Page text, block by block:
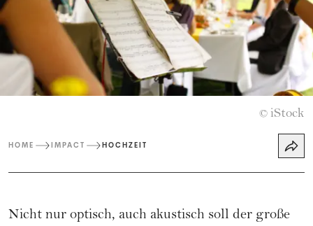
© iStock
HOME IMPACT HOCHZEIT
Nicht nur optisch, auch akustisch soll der große